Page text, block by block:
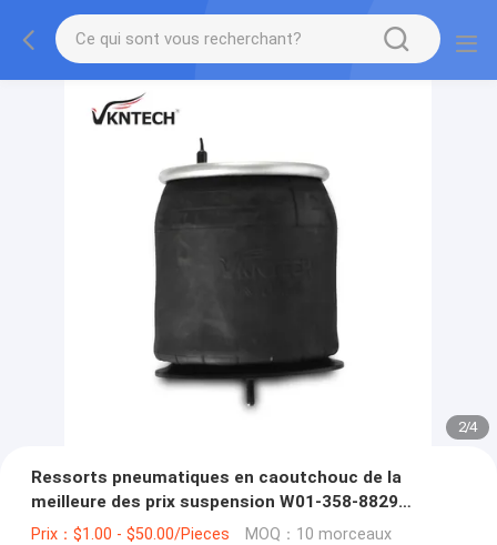
2/4
Ressorts pneumatiques en caoutchouc de la
meilleure des prix suspension W01-358-8829
Firestone/566243097 Goodyear Goodyear d'air
Prix：$1.00 - $50.00/Pieces MOQ：10 morceaux